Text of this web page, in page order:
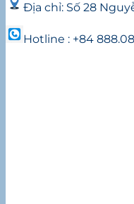
Địa chỉ: Số 28
Hotline : +84